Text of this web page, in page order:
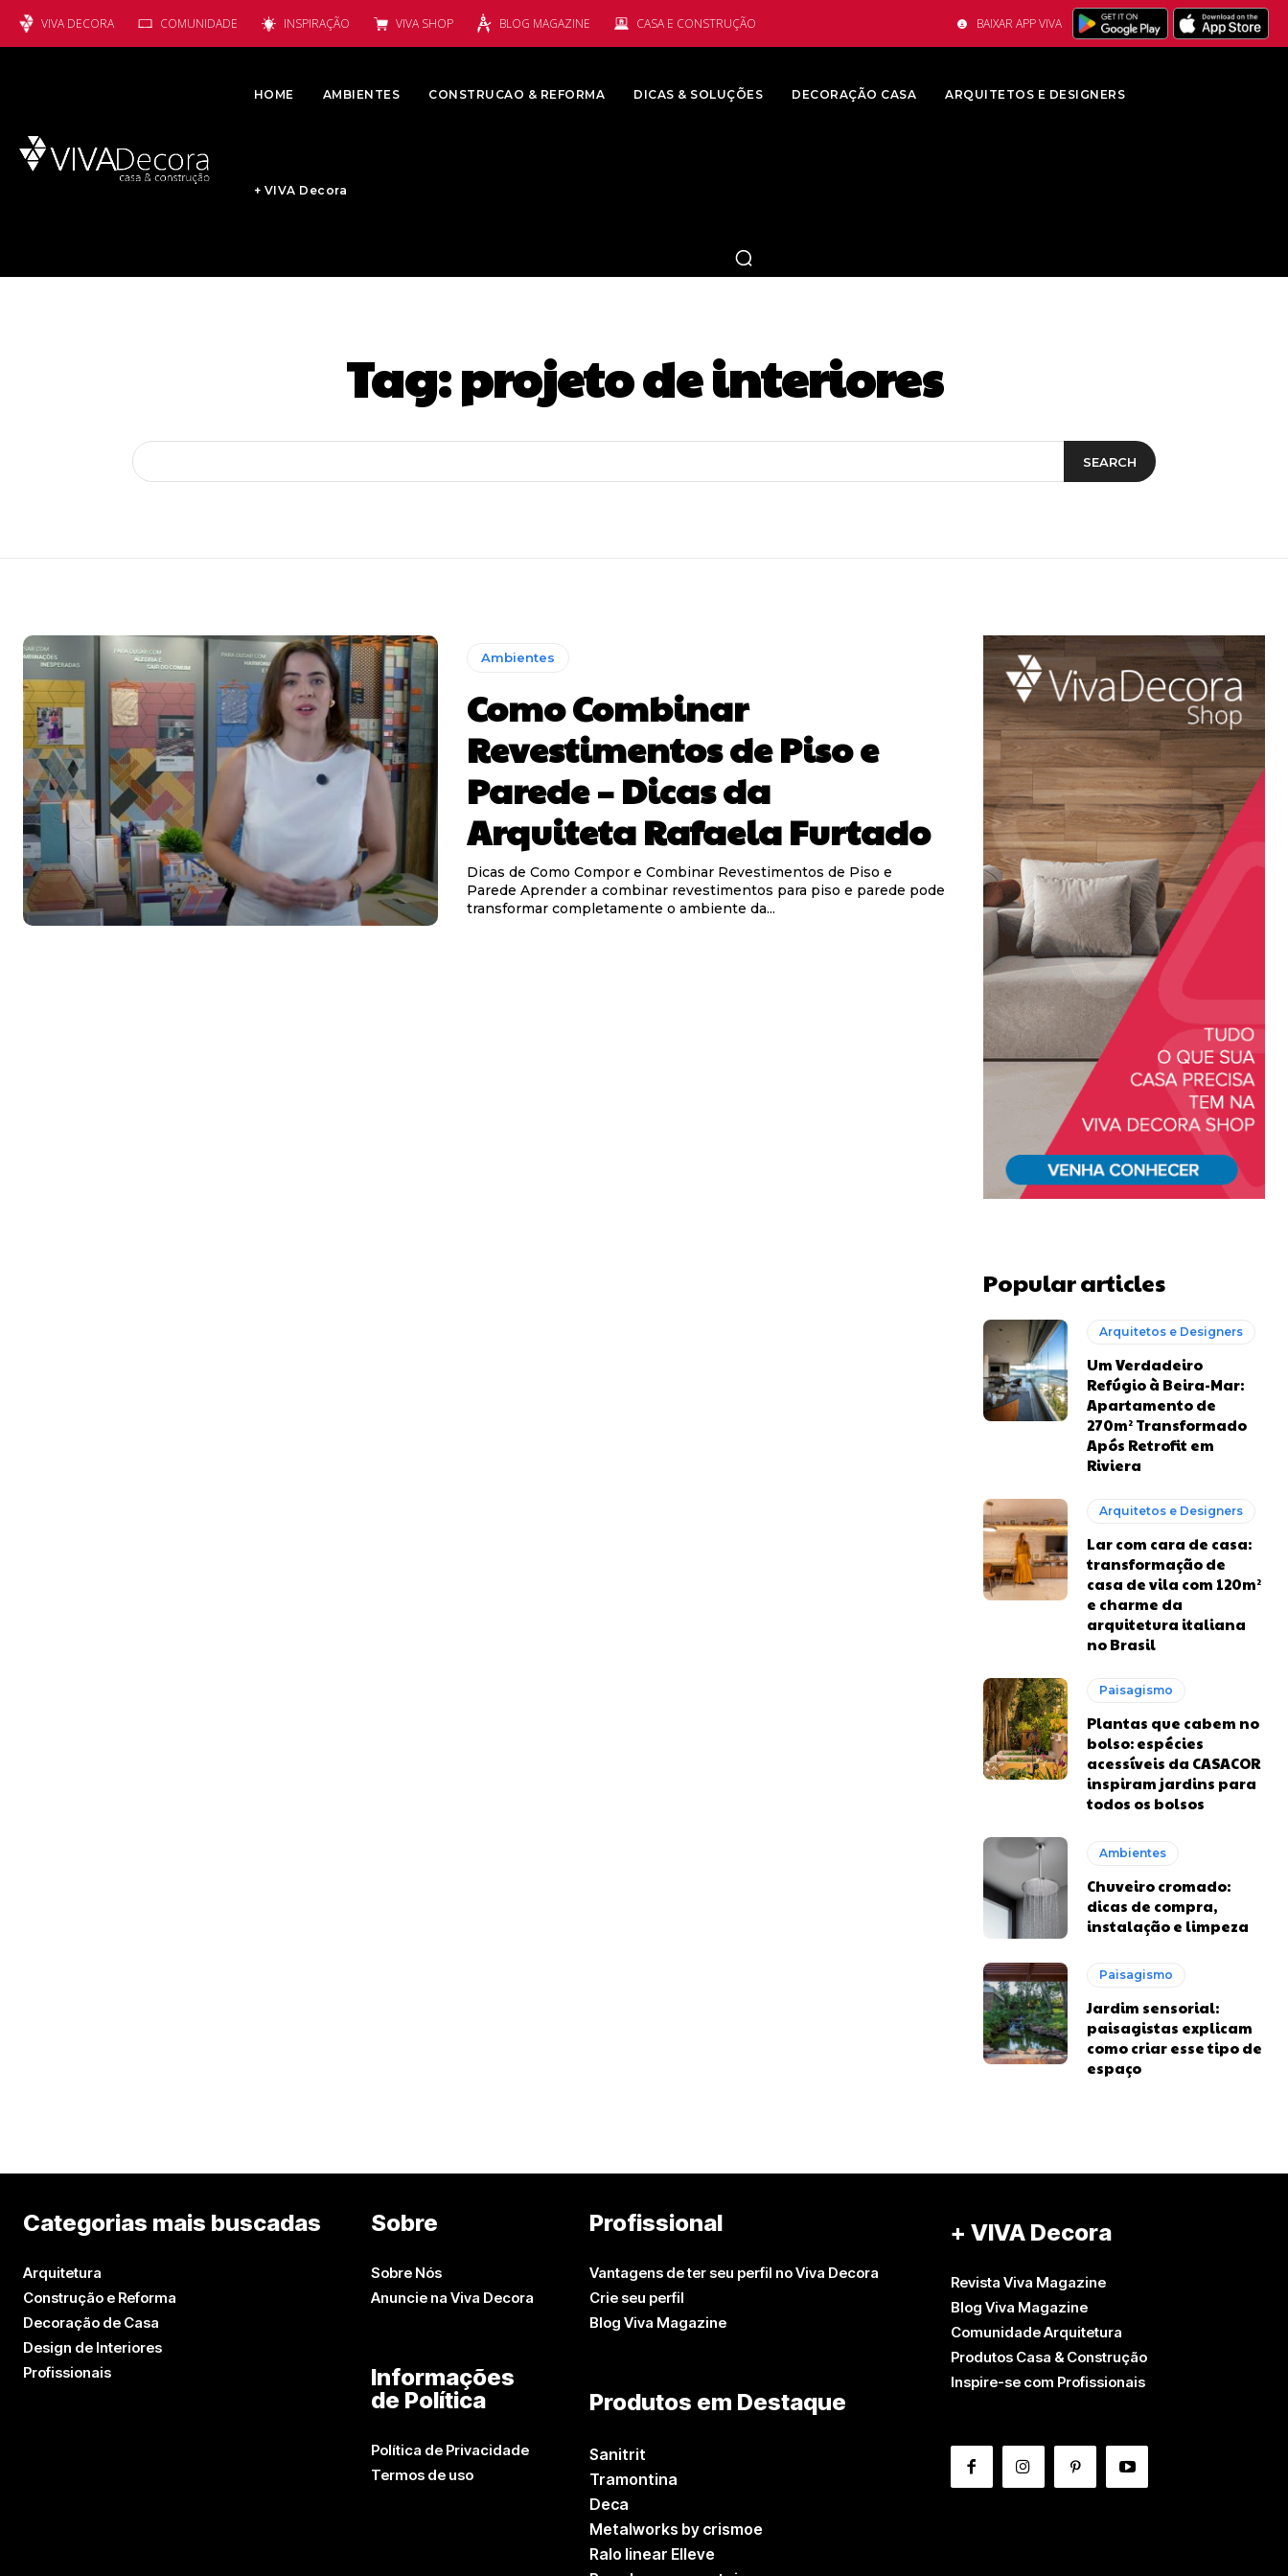
VIVA DECORA COMUNIDADE INSPIRAÇÃO VIVA SHOP BLOG MAGAZINE CASA E CONSTRUÇÃO BAIXAR APP VIVA
HOME AMBIENTES CONSTRUCAO & REFORMA DICAS & SOLUÇÕES DECORAÇÃO CASA ARQUITETOS E DESIGNERS
+ VIVA Decora
Tag:projeto de interiores
SEARCH
Ambientes
Como Combinar
Revestimentos de Piso e
Parede – Dicas da
Arquiteta Rafaela Furtado
Dicas de Como Compor e Combinar Revestimentos de Piso e
Parede Aprender a combinar revestimentos para piso e parede pode
transformar completamente o ambiente da...
Popular articles
Arquitetos e Designers
Um Verdadeiro
Refúgio à Beira-Mar:
Apartamento de
270m² Transformado
Após Retrofit em
Riviera
Arquitetos e Designers
Lar com cara de casa:
transformação de
casa de vila com 120m²
e charme da
arquitetura italiana
no Brasil
Paisagismo
Plantas que cabem no
bolso: espécies
acessíveis da CASACOR
inspiram jardins para
todos os bolsos
Ambientes
Chuveiro cromado:
dicas de compra,
instalação e limpeza
Paisagismo
Jardim sensorial:
paisagistas explicam
como criar esse tipo de
espaço
Categorias mais buscadas
Arquitetura
Construção e Reforma
Decoração de Casa
Design de Interiores
Profissionais
Sobre
Sobre Nós
Anuncie na Viva Decora
Informações
de Política
Política de Privacidade
Termos de uso
Profissional
Vantagens de ter seu perfil no Viva Decora
Crie seu perfil
Blog Viva Magazine
Produtos em Destaque
Sanitrit
Tramontina
Deca
Metalworks by crismoe
Ralo linear Elleve
+ VIVA Decora
Revista Viva Magazine
Blog Viva Magazine
Comunidade Arquitetura
Produtos Casa & Construção
Inspire-se com Profissionais